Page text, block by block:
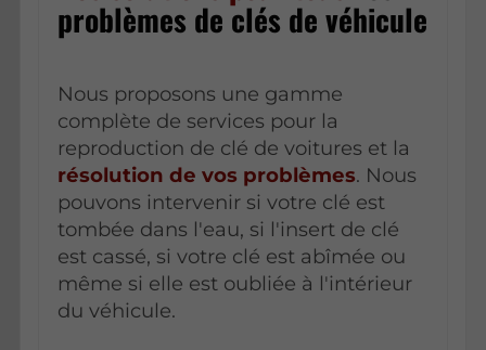
problèmes de clés de véhicule
Nous proposons une gamme
complète de services pour la
reproduction de clé de voitures et la
résolution de vos problèmes. Nous
pouvons intervenir si votre clé est
tombée dans l'eau, si l'insert de clé
est cassé, si votre clé est abîmée ou
même si elle est oubliée à l'intérieur
du véhicule.